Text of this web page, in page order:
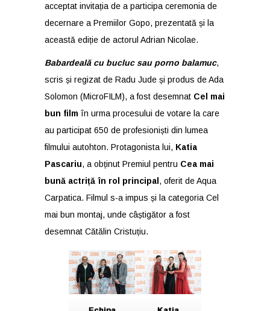
acceptat invitația de a participa ceremonia de
decernare a Premiilor Gopo, prezentată și la
această ediție de actorul Adrian Nicolae.
Babardeală cu bucluc sau porno balamuc,
scris și regizat de Radu Jude și produs de Ada
Solomon (MicroFILM), a fost desemnat Cel mai
bun film în urma procesului de votare la care
au participat 650 de profesioniști din lumea
filmului autohton. Protagonista lui, Katia
Pascariu, a obținut Premiul pentru Cea mai
bună actriță în rol principal , oferit de Aqua
Carpatica. Filmul s-a impus și la categoria Cel
mai bun montaj, unde câștigător a fost
desemnat Cătălin Cristuțiu.